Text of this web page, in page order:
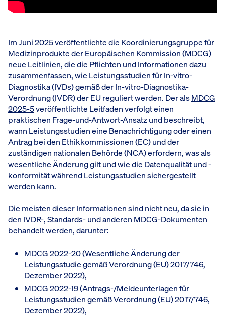
Im Juni 2025 veröffentlichte die Koordinierungsgruppe für
Medizinprodukte der Europäischen Kommission (MDCG)
neue Leitlinien, die die Pflichten und Informationen dazu
zusammenfassen, wie Leistungsstudien für In-vitro-
Diagnostika (IVDs) gemäß der In-vitro-Diagnostika-
Verordnung (IVDR) der EU reguliert werden. Der alsMDCG
2025-5veröffentlichte Leitfaden verfolgt einen
praktischen Frage-und-Antwort-Ansatz und beschreibt,
wann Leistungsstudien eine Benachrichtigung oder einen
Antrag bei den Ethikkommissionen (EC) und der
zuständigen nationalen Behörde (NCA) erfordern, was als
wesentliche Änderung gilt und wie die Datenqualität und -
konformität während Leistungsstudien sichergestellt
werden kann.
Die meisten dieser Informationen sind nicht neu, da sie in
den IVDR-, Standards- und anderen MDCG-Dokumenten
behandelt werden, darunter:
MDCG 2022-20 (Wesentliche Änderung der
Leistungsstudie gemäß Verordnung (EU) 2017/746,
Dezember 2022),
MDCG 2022-19 (Antrags-/Meldeunterlagen für
Leistungsstudien gemäß Verordnung (EU) 2017/746,
Dezember 2022),